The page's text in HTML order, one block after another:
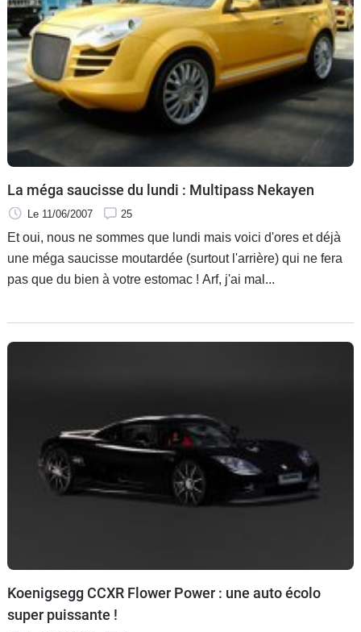
Utilitaires
Flottes
Auto
Services
Forum
Moto
Marques
La méga saucisse du lundi : Multipass Nekayen
Le 11/06/2007 25
Et oui, nous ne sommes que lundi mais voici d'ores et déjà
une méga saucisse moutardée (surtout l'arrière) qui ne fera
pas que du bien à votre estomac ! Arf, j'ai mal...
Koenigsegg CCXR Flower Power : une auto écolo
super puissante !